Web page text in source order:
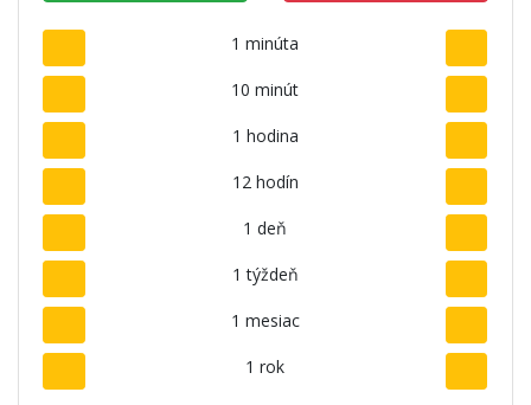
1 minúta
10 minút
1 hodina
12 hodín
1 deň
1 týždeň
1 mesiac
1 rok